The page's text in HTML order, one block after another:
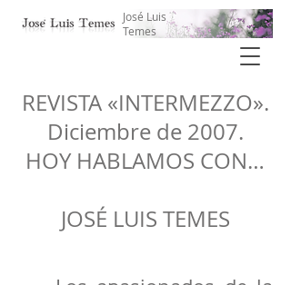
José Luis
Temes
REVISTA «INTERMEZZO».
Diciembre de 2007.
HOY HABLAMOS CON…
JOSÉ LUIS TEMES